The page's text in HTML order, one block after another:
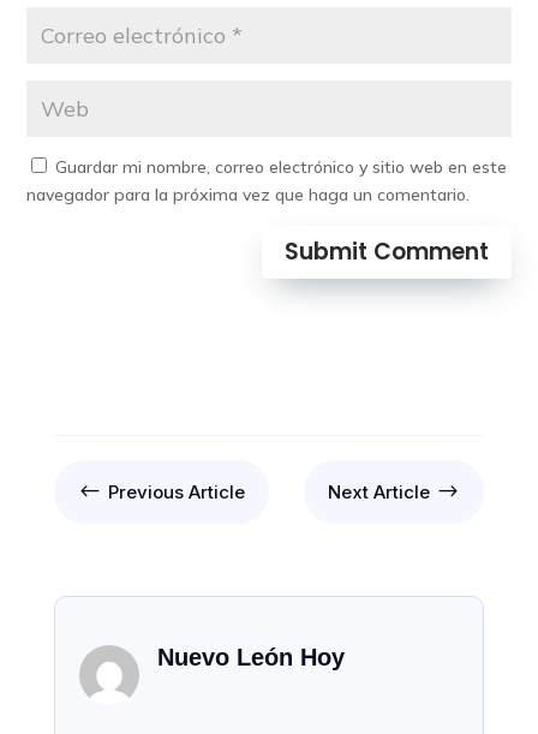
Guardar mi nombre, correo electrónico y sitio web en este
navegador para la próxima vez que haga un comentario.
Submit Comment
# Previous Article Next Article $
Nuevo León Hoy